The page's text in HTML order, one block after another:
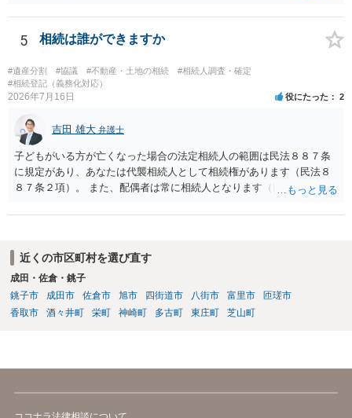
ますか。 →本人が自由に決められますので、どこが妥当とは言えない
です。客観的な基準もありません。 ・できれば穏やかに、分割を拒否
することはできますか。 →分割を拒否するということは、遺産はいら
ないということでしょうか。遺言で、受取を指定されててもいらない
と拒否することはできます。理由を説明する必要はありません。
5 相続は誰ができますか
#遺産分割 #協議 #不動産・土地の相続
#相続人調査・確定
#相続登記（義務化対応）
2026年7月16日 役にたった 2
吉田 雄大 弁護士
子どもがいる方が亡くなった場合の法定相続人の範囲は民法８８７条
に規定があり、あなたは代襲相続人として相続権があります（民法８
８７条２項）。 また、配偶者は常に相続人となります（民法８９０
も相続権があります。つまり、孫５人に加えて「おじ又はおば」にも
近くの市区町村を選び直す
成田・佐倉・銚子
銚子市
成田市 佐倉市 旭市 四街道市 八街市 富里市
匝瑳市
香取市
酒々井町 栄町 神崎町 多古町 東庄町 芝山町